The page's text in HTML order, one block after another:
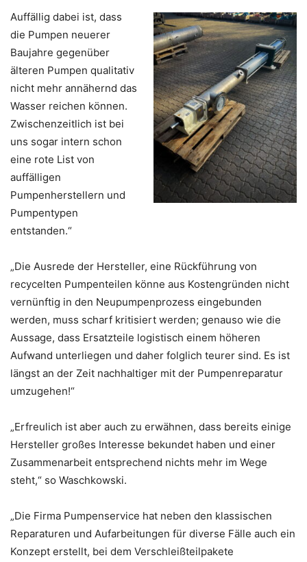
Auffällig dabei ist, dass
die Pumpen neuerer
Baujahre gegenüber
älteren Pumpen qualitativ
nicht mehr annähernd das
Wasser reichen können.
Zwischenzeitlich ist bei
uns sogar intern schon
eine rote List von
auffälligen
Pumpenherstellern und
Pumpentypen
entstanden.“
„Die Ausrede der Hersteller, eine Rückführung von
recycelten Pumpenteilen könne aus Kostengründen nicht
vernünftig in den Neupumpenprozess eingebunden
werden, muss scharf kritisiert werden; genauso wie die
Aussage, dass Ersatzteile logistisch einem höheren
Aufwand unterliegen und daher folglich teurer sind. Es ist
längst an der Zeit nachhaltiger mit der Pumpenreparatur
umzugehen!“
„Erfreulich ist aber auch zu erwähnen, dass bereits einige
Hersteller großes Interesse bekundet haben und einer
Zusammenarbeit entsprechend nichts mehr im Wege
steht,“ so Waschkowski.
„Die Firma Pumpenservice hat neben den klassischen
Reparaturen und Aufarbeitungen für diverse Fälle auch ein
Konzept erstellt, bei dem Verschleißteilpakete